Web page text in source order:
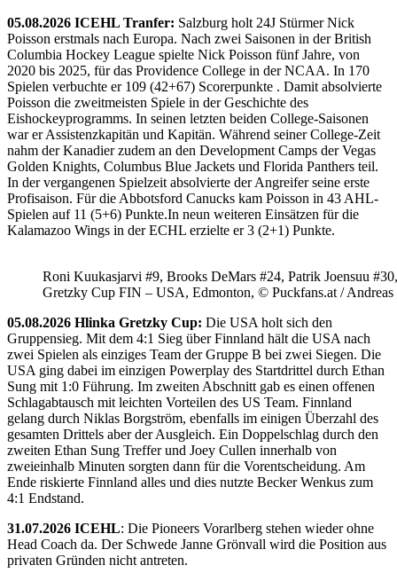
05.08.2026 ICEHL Tranfer: Salzburg holt 24J Stürmer Nick
Poisson erstmals nach Europa. Nach zwei Saisonen in der British
Columbia Hockey League spielte Nick Poisson fünf Jahre, von
2020 bis 2025, für das Providence College in der NCAA. In 170
Spielen verbuchte er 109 (42+67) Scorerpunkte . Damit absolvierte
Poisson die zweitmeisten Spiele in der Geschichte des
Eishockeyprogramms. In seinen letzten beiden College-Saisonen
war er Assistenzkapitän und Kapitän. Während seiner College-Zeit
nahm der Kanadier zudem an den Development Camps der Vegas
Golden Knights, Columbus Blue Jackets und Florida Panthers teil.
In der vergangenen Spielzeit absolvierte der Angreifer seine erste
Profisaison. Für die Abbotsford Canucks kam Poisson in 43 AHL-
Spielen auf 11 (5+6) Punkte.In neun weiteren Einsätzen für die
Kalamazoo Wings in der ECHL erzielte er 3 (2+1) Punkte.
Roni Kuukasjarvi #9, Brooks DeMars #24, Patrik Joensuu
Gretzky Cup FIN – USA, Edmonton, © Puckfans.at / Andreas
05.08.2026 Hlinka Gretzky Cup: Die USA holt sich den
Gruppensieg. Mit dem 4:1 Sieg über Finnland hält die USA nach
zwei Spielen als einziges Team der Gruppe B bei zwei Siegen. Die
USA ging dabei im einzigen Powerplay des Startdrittel durch Ethan
Sung mit 1:0 Führung. Im zweiten Abschnitt gab es einen offenen
Schlagabtausch mit leichten Vorteilen des US Team. Finnland
gelang durch Niklas Borgström, ebenfalls im einigen Überzahl des
gesamten Drittels aber der Ausgleich. Ein Doppelschlag durch den
zweiten Ethan Sung Treffer und Joey Cullen innerhalb von
zweieinhalb Minuten sorgten dann für die Vorentscheidung. Am
Ende riskierte Finnland alles und dies nutzte Becker Wenkus zum
4:1 Endstand.
31.07.2026 ICEHL: Die Pioneers Vorarlberg stehen wieder ohne
Head Coach da. Der Schwede Janne Grönvall wird die Position aus
privaten Gründen nicht antreten.